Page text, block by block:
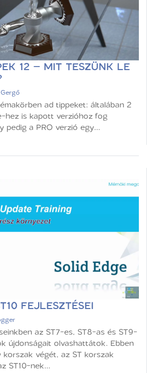
12 – MIT TESZÜNK LE
ad tippeket: általában 2
hez is kapott verzióhoz fog
pedig a PRO verzió egy...
FEJLESZTÉSEI
az ST7-es, ST8-as és ST9-
újdonságait olvashattátok. Ebben
végét, az ST korszak
ST10-nek...